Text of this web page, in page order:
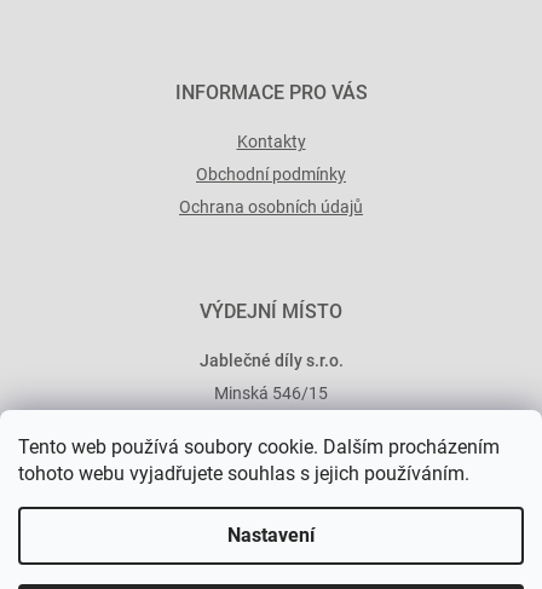
Tento web používá soubory cookie. Dalším procházením
tohoto webu vyjadřujete souhlas s jejich používáním.
Nastavení
INFORMACE PRO VÁS
Kontakty
Obchodní podmínky
Ochrana osobních údajů
VÝDEJNÍ MÍSTO
Jablečné díly s.r.o.
Minská 546/15
Vytvořil Shoptet Premium